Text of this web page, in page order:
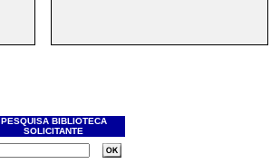
PESQUISA BIBLIOTECA
SOLICITANTE